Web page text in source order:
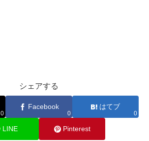
シェアする
0
Facebook
0
はてブ
0
LINE Pinterest